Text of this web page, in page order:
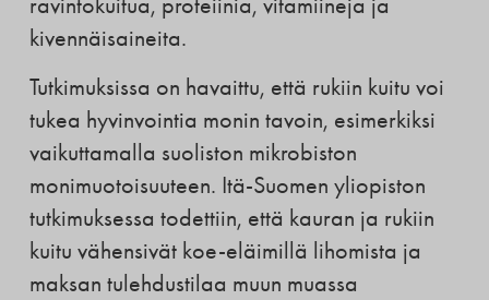
ravintokuitua, proteiinia, vitamiineja ja
kivennäisaineita.
Tutkimuksissa on havaittu, että rukiin kuitu voi
tukea hyvinvointia monin tavoin, esimerkiksi
vaikuttamalla suoliston mikrobiston
monimuotoisuuteen. Itä-Suomen yliopiston
tutkimuksessa todettiin, että kauran ja rukiin
kuitu vähensivät koe-eläimillä lihomista ja
maksan tulehdustilaa muun muassa